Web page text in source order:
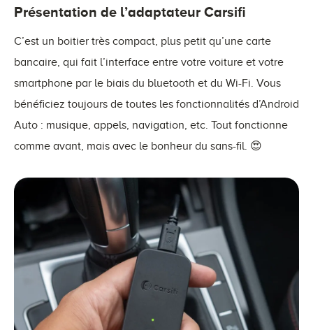
Présentation de l’adaptateur Carsifi
C’est un boitier très compact, plus petit qu’une carte
bancaire, qui fait l’interface entre votre voiture et votre
smartphone par le biais du bluetooth et du Wi-Fi. Vous
bénéficiez toujours de toutes les fonctionnalités d’Android
Auto : musique, appels, navigation, etc. Tout fonctionne
comme avant, mais avec le bonheur du sans-fil. 😍